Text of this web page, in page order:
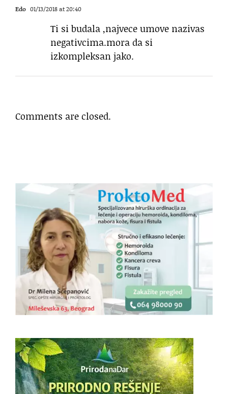
Edo 01/13/2018 at 20:40
Ti si budala ,najvece umove nazivas
negativcima.mora da si
izkompleksan jako.
Comments are closed.